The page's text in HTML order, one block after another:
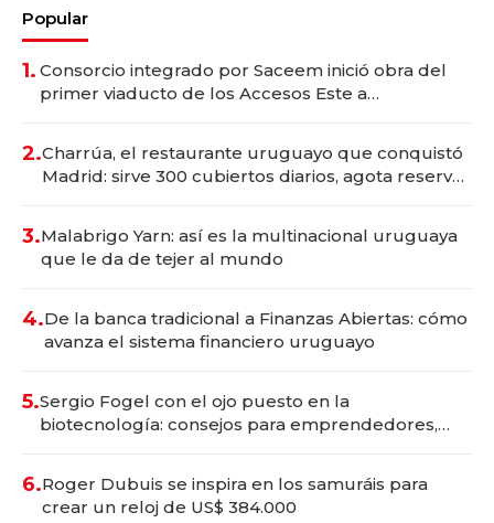
Popular
1. Consorcio integrado por Saceem inició obra del
primer viaducto de los Accesos Este a
2.Charrúa, el restaurante uruguayo que conquistó
Madrid: sirve 300 cubiertos diarios, agota reservas
3.Malabrigo Yarn: así es la multinacional uruguaya
que le da de tejer al mundo
4.De la banca tradicional a Finanzas Abiertas: cómo
avanza el sistema financiero uruguayo
5.Sergio Fogel con el ojo puesto en la
biotecnología: consejos para emprendedores,
6.Roger Dubuis se inspira en los samuráis para
crear un reloj de US$ 384.000